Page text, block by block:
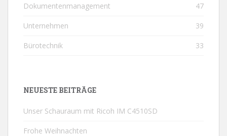
Dokumentenmanagement 47
Unternehmen 39
Bürotechnik 33
NEUESTE BEITRÄGE
Unser Schauraum mit Ricoh IM C4510SD
Frohe Weihnachten